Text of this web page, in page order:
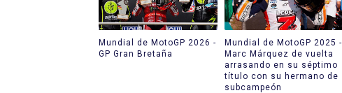
Mundial de MotoGP 2026 -
GP Gran Bretaña
Mundial de MotoGP 2025 -
Marc Márquez de vuelta
arrasando en su séptimo
título con su hermano de
subcampeón